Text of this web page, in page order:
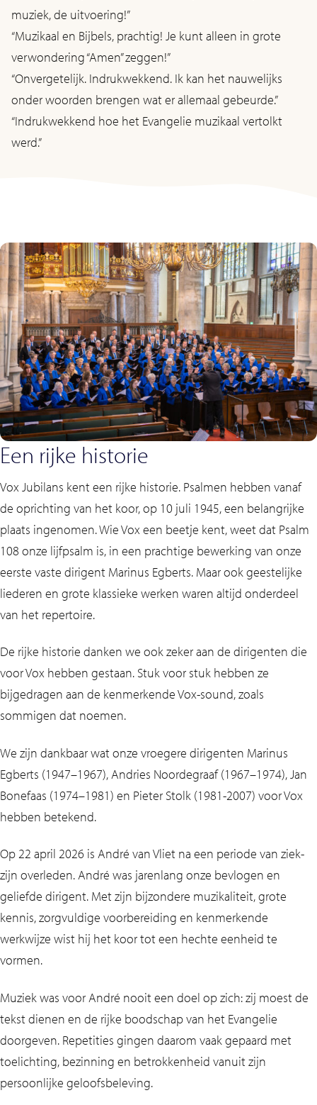
muziek, de uitvoering!”
“Muzikaal en Bijbels, prachtig! Je kunt alleen in grote
verwondering “Amen” zeggen!”
“Onvergetelijk. Indrukwekkend. Ik kan het nauwelijks
onder woorden brengen wat er allemaal gebeurde.”
“Indrukwekkend hoe het Evangelie muzikaal vertolkt
werd.”
Een rijke historie
Vox Jubilans kent een rijke historie. Psalmen hebben vanaf
de oprichting van het koor, op 10 juli 1945, een belangrijke
plaats ingenomen. Wie Vox een beetje kent, weet dat Psalm
108 onze lijfpsalm is, in een prachtige bewerking van onze
eerste vaste dirigent Marinus Egberts. Maar ook geestelijke
liederen en grote klassieke werken waren altijd onderdeel
van het repertoire.
De rijke historie danken we ook zeker aan de dirigenten die
voor Vox hebben gestaan. Stuk voor stuk hebben ze
bijgedragen aan de kenmerkende Vox-sound, zoals
sommigen dat noemen.
We zijn dankbaar wat onze vroegere dirigenten Marinus
Egberts (1947–1967), Andries Noordegraaf (1967–1974), Jan
Bonefaas (1974–1981) en Pieter Stolk (1981-2007) voor Vox
hebben betekend.
Op 22 april 2026 is André van Vliet na een periode van ziek-
zijn overleden. André was jarenlang onze bevlogen en
geliefde dirigent. Met zijn bijzondere muzikaliteit, grote
kennis, zorgvuldige voorbereiding en kenmerkende
werkwijze wist hij het koor tot een hechte eenheid te
vormen.
Muziek was voor André nooit een doel op zich: zij moest de
tekst dienen en de rijke boodschap van het Evangelie
doorgeven. Repetities gingen daarom vaak gepaard met
toelichting, bezinning en betrokkenheid vanuit zijn
persoonlijke geloofsbeleving.